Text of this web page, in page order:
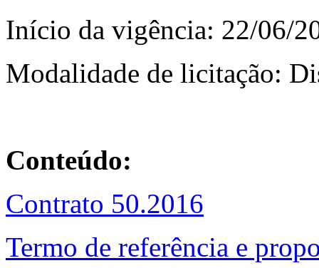
Início da vigência: 22/06/
Modalidade de licitação:
Conteúdo:
Contrato 50.2016
Termo de referência e